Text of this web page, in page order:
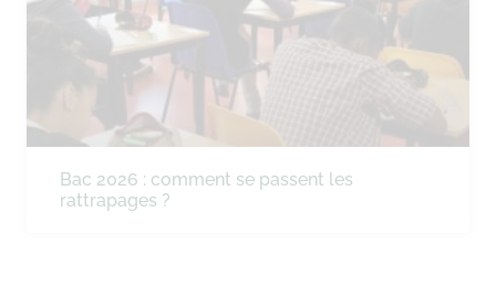
Bac 2026 : comment se passent les
rattrapages ?